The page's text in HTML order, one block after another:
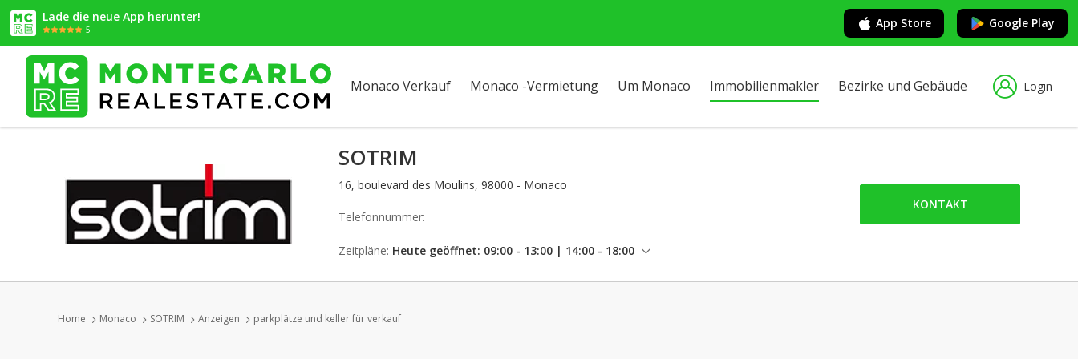
Lade die neue App herunter!
5 App Store Google Play
Monaco Verkauf Monaco -Vermietung Um Monaco Immobilienmakler Bezirke und Gebäude Login
SOTRIM
16, boulevard des Moulins, 98000 - Monaco
Telefonnummer:
Zeitpläne: Heute geöffnet: 09:00 - 13:00 | 14:00 - 18:00
Samstag: geschlossen
KONTAKT
Home Monaco SOTRIM Anzeigen parkplätze und keller für verkauf